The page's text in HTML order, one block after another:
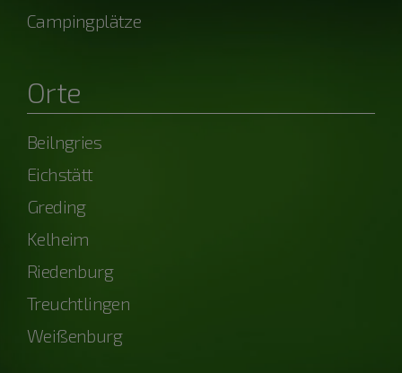
Campingplätze
Orte
Beilngries
Eichstätt
Greding
Kelheim
Riedenburg
Treuchtlingen
Weißenburg